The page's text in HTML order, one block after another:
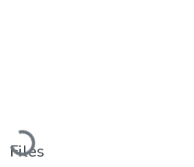
Loading...
Files